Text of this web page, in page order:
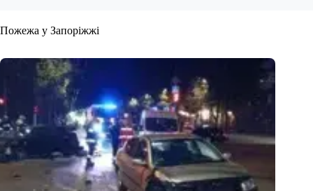
Пожежа у Запоріжжі